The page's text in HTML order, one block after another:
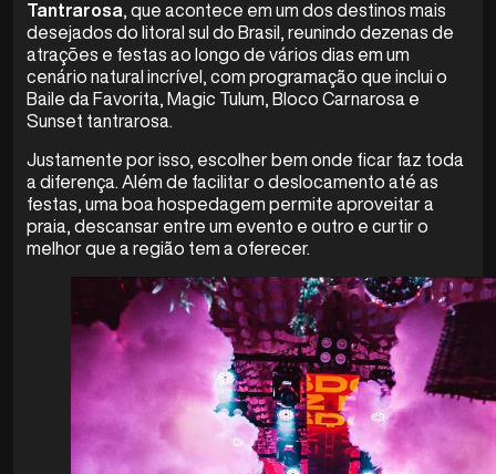
Tantrarosa, que acontece em um dos destinos mais
desejados do litoral sul do Brasil, reunindo dezenas de
atrações e festas ao longo de vários dias em um
cenário natural incrível, com programação que inclui o
Baile da Favorita, Magic Tulum, Bloco Carnarosa e
Sunset tantrarosa.
Justamente por isso, escolher bem onde ficar faz toda
a diferença. Além de facilitar o deslocamento até as
festas, uma boa hospedagem permite aproveitar a
praia, descansar entre um evento e outro e curtir o
melhor que a região tem a oferecer.